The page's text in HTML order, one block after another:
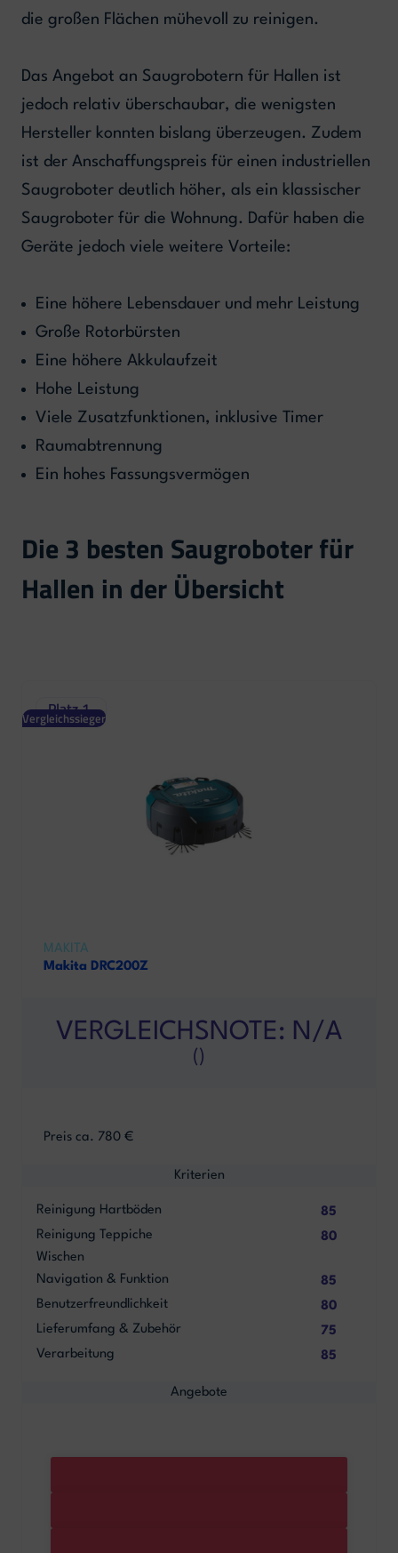
die großen Flächen mühevoll zu reinigen.
Das Angebot an Saugrobotern für Hallen ist
jedoch relativ überschaubar, die wenigsten
Hersteller konnten bislang überzeugen. Zudem
ist der Anschaffungspreis für einen industriellen
Saugroboter deutlich höher, als ein klassischer
Saugroboter für die Wohnung. Dafür haben die
Geräte jedoch viele weitere Vorteile:
Eine höhere Lebensdauer und mehr Leistung
Große Rotorbürsten
Eine höhere Akkulaufzeit
Hohe Leistung
Viele Zusatzfunktionen, inklusive Timer
Raumabtrennung
Ein hohes Fassungsvermögen
Die 3 besten Saugroboter für
Hallen in der Übersicht
Platz 1
Vergleichssieger
MAKITA
Makita DRC200Z
VERGLEICHSNOTE: N/A
()
Preis ca. 780 €
Kriterien
Reinigung Hartböden
85
Reinigung Teppiche
80
Wischen
Navigation & Funktion
85
Benutzerfreundlichkeit
80
Lieferumfang & Zubehör
75
Verarbeitung
85
Angebote